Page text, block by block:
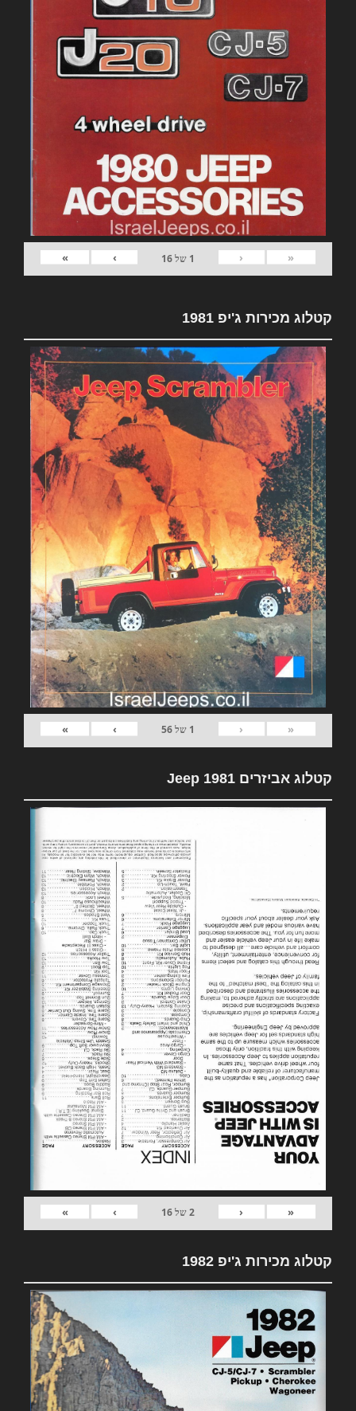
«
‹
1 של16
›
»
קטלוג מכירות ג'יפ 1981
«
‹
1 של56
›
»
קטלוג אביזרים 1981 Jeep
«
‹
2של16
›
»
קטלוג מכירות ג'יפ 1982